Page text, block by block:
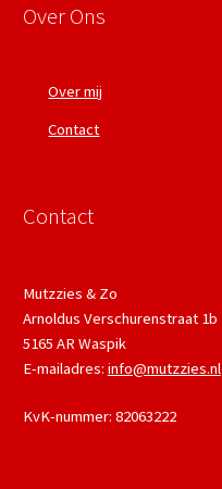
Over Ons
Over mij
Contact
Contact
Mutzzies & Zo
Arnoldus Verschurenstraat 1b
5165 AR Waspik
E-mailadres: info@mutzzies.nl
KvK-nummer: 82063222